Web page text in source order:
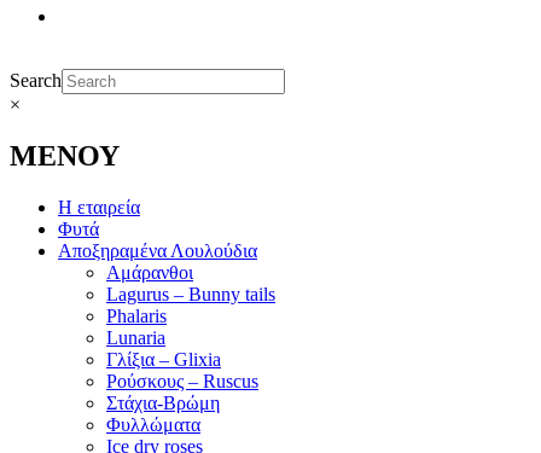
Search
×
ΜΕΝΟΥ
Η εταιρεία
Φυτά
Αποξηραμένα Λουλούδια
Αμάρανθοι
Lagurus – Bunny tails
Phalaris
Lunaria
Γλίξια – Glixia
Ρούσκους – Ruscus
Στάχια-Βρώμη
Φυλλώματα
Ice dry roses